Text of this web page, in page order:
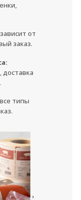
от
заказ.
все типы